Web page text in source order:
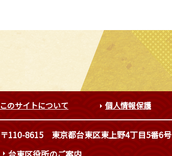
このサイトについて 個人情報保護
〒110-8615 東京都台東区東上野4丁目5番6号